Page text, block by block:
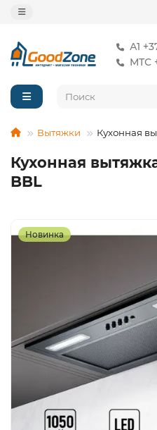
А1
МТС
Вытяжки Кухонная
Кухонная
BBL
Новинка